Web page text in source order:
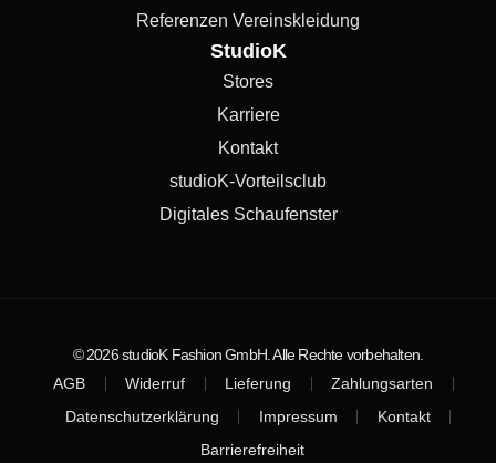
Referenzen Vereinskleidung
StudioK
Stores
Karriere
Kontakt
studioK-Vorteilsclub
Digitales Schaufenster
© 2026 studioK Fashion GmbH. Alle Rechte vorbehalten.
AGB
Widerruf Lieferung
Zahlungsarten
Datenschutzerklärung
Impressum
Kontakt
Barrierefreiheit